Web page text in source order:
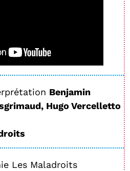
Benjamin
Hugo Vercelletto
Les Maladroits